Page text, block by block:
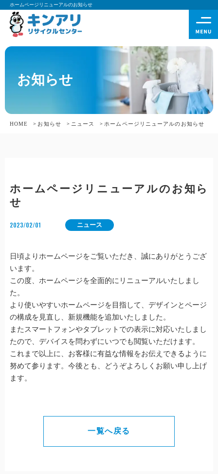
ホームページリニューアルのお知らせ
お知らせ
HOME お知らせ ニュース ホームページリニューアルのお知らせ
ホームページリニューアルのお知ら
せ
2023/02/01 ニュース
日頃よりホームページをご覧いただき、誠にありがとうござ
います。
この度、ホームページを全面的にリニューアルいたしまし
た。
より使いやすいホームページを目指して、デザインとページ
の構成を見直し、新規機能を追加いたしました。
またスマートフォンやタブレットでの表示に対応いたしまし
たので、デバイスを問わずにいつでも閲覧いただけます。
これまで以上に、お客様に有益な情報をお伝えできるように
努めて参ります。今後とも、どうぞよろしくお願い申し上げ
ます。
一覧へ戻る